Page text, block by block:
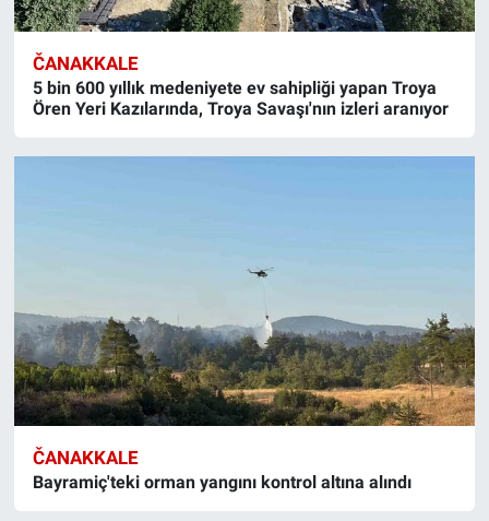
ČANAKKALE
5 bin 600 yıllık medeniyete ev sahipliği yapan Troya
Ören Yeri Kazılarında, Troya Savaşı'nın izleri aranıyor
ČANAKKALE
Bayramiç'teki orman yangını kontrol altına alındı